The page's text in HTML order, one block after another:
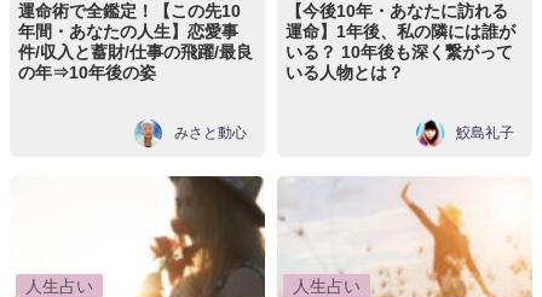
運命術で全鑑定！【この先10
年間・あなたの人生】恋愛事
件/収入と蓄財/仕事の飛躍/最良
の年⇒10年後の姿
みさと動心
【今後10年・あなたに訪れる
運命】1年後、私の隣には誰が
いる？ 10年後も深く繋がって
いる人物とは？
鮫島礼子
人生占い
人生占い